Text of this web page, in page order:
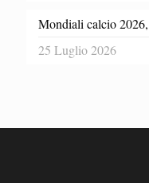
Mondiali calcio
25 Luglio 2026